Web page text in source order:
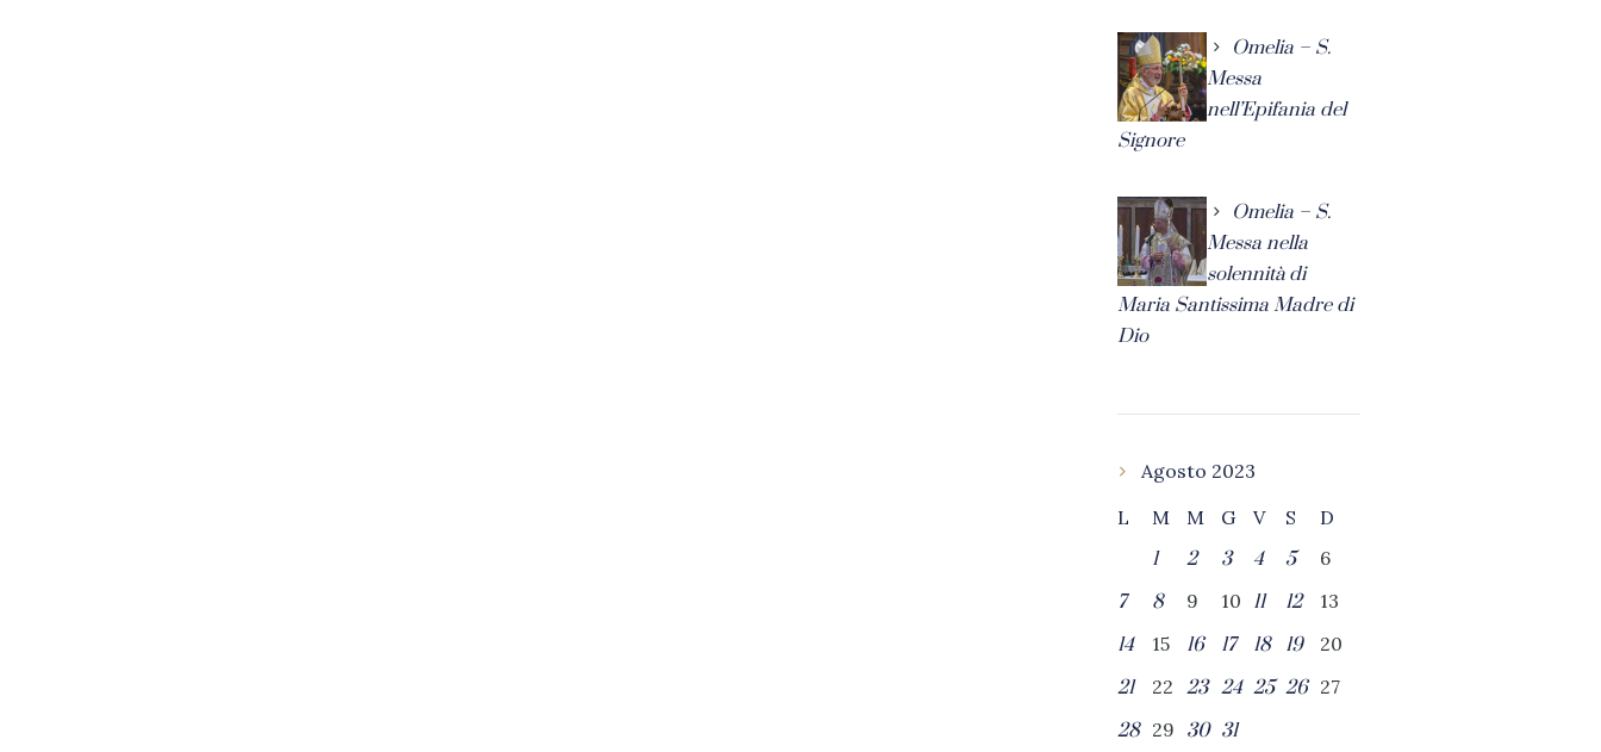
Omelia – S.
Messa
nell’Epifania del
Signore
Omelia – S.
Messa nella
solennità di
Maria Santissima Madre di
Dio
Agosto 2023
L
M M G V S
D
1
2 3 4 5
6
7
8 9 10 11 12
13
14
15 16 17 18 19
20
21
22 23 24 25 26 27
28 29 30 31